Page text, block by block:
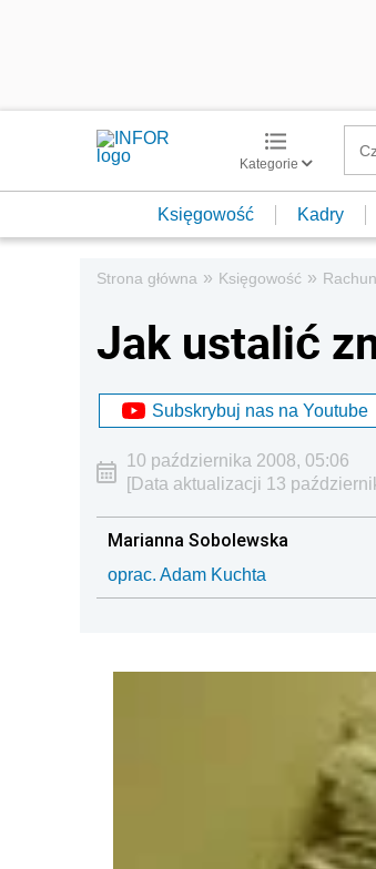
Kategorie
Księgowość Kadry
Strona główna » Księgowość »
Jak ustalić
Subskrybuj nas na Youtube
10 października 2008, 05:06
[Data aktualizacji 13
Marianna Sobolewska
oprac. Adam Kuchta